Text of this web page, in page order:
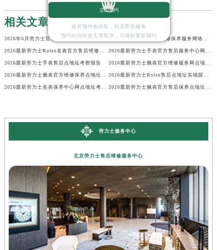
相关文章
2026年6月劳力士官方维修服务中心及保养站最新调整补充确认终稿说明 2026年6月劳力士官方维修保养服务网络地图更新（迁址新增）
2026最新劳力士Rolex名表官方售后维修中心地址考察报告 2026最新劳力士手表官方售后服务中心网点地址考察报告
2026最新劳力士手表售后点地址考察报告 2026最新劳力士腕表官方维修服务网点地址考察报告
2026最新劳力士腕表官方维修保养点地址调研报告 2026最新劳力士Rolex售后点地址实地探访报告
2026最新劳力士名表保养中心网点地址考察报告 2026最新劳力士腕表官方售后保养点地址实地探访报告
劳力士服务中心
北京劳力士售后维修服务中心
立即预约
提前预约免排队，到店即享服务
预约时间有变无需取消，可随时重新预约